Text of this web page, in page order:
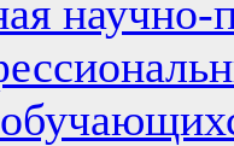
научно-